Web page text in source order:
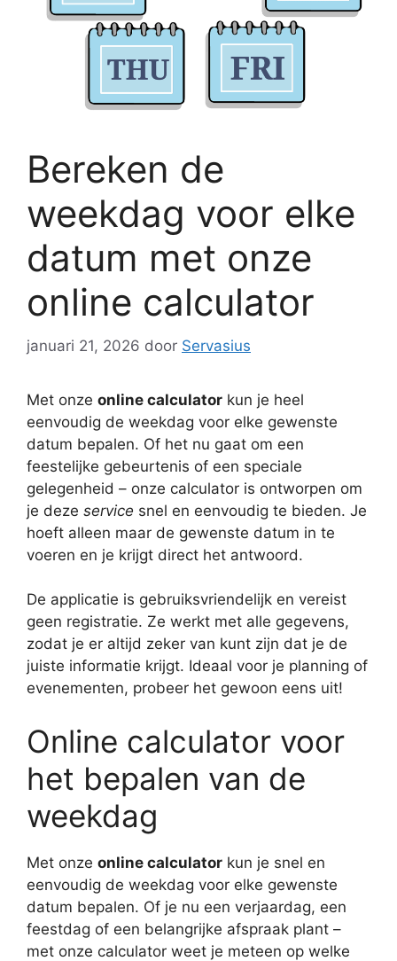
Bereken de
weekdag voor elke
datum met onze
online calculator
januari 21, 2026 door Servasius
Met onze online calculator kun je heel
eenvoudig de weekdag voor elke gewenste
datum bepalen. Of het nu gaat om een
feestelijke gebeurtenis of een speciale
gelegenheid – onze calculator is ontworpen om
je deze service snel en eenvoudig te bieden. Je
hoeft alleen maar de gewenste datum in te
voeren en je krijgt direct het antwoord.
De applicatie is gebruiksvriendelijk en vereist
geen registratie. Ze werkt met alle gegevens,
zodat je er altijd zeker van kunt zijn dat je de
juiste informatie krijgt. Ideaal voor je planning of
evenementen, probeer het gewoon eens uit!
Online calculator voor
het bepalen van de
weekdag
Met onze online calculator kun je snel en
eenvoudig de weekdag voor elke gewenste
datum bepalen. Of je nu een verjaardag, een
feestdag of een belangrijke afspraak plant –
met onze calculator weet je meteen op welke